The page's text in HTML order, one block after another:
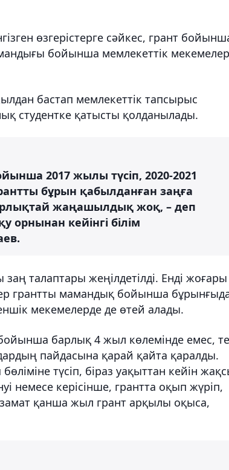
өзгерістерге сәйкес, грант
бойынша мемлекеттік
бастап мемлекеттік тапсырыс
студентке қатысты қолданылады.
2017 жылы түсіп, 2020-2021
бұрын қабылданған заңға
жаңашылдық жоқ, – деп
орнынан кейінгі білім
талаптары жеңілдетілді. Енді жоғары
грантты мамандық бойынша
мекемелерде де өтей алады.
барлық 4 жыл көлемінде емес,
пайдасына қарай қайта қаралды.
түсіп, біраз уақыттан кейін
немесе керісінше, грантта оқып жүріп,
қанша жыл грант арқылы оқыса,